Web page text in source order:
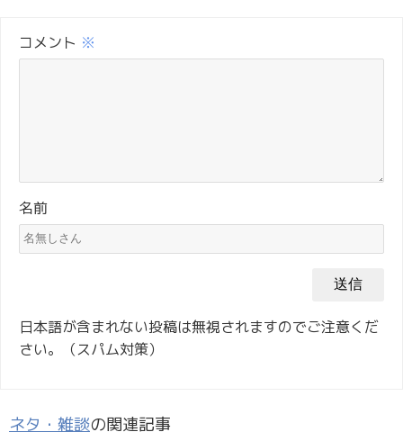
コメント ※
名前
日本語が含まれない投稿は無視されますのでご注意くだ
さい。（スパム対策）
ネタ・雑談の関連記事